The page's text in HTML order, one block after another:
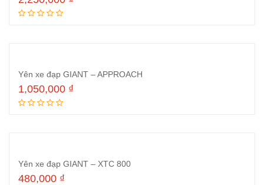
Yên xe đạp GIANT – APPROACH
1,050,000 ₫
Yên xe đạp GIANT – XTC 800
480,000 ₫